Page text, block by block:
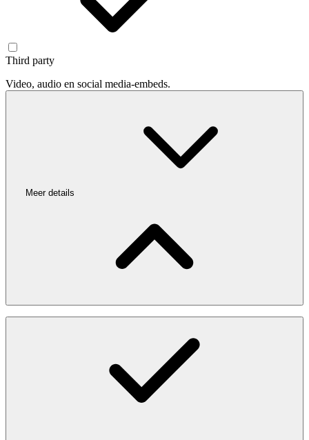
Third party
Video, audio en social media-embeds.
Meer details